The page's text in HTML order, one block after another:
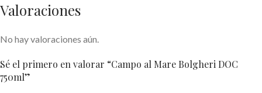
Valoraciones
No hay valoraciones aún.
Sé el primero en valorar “Campo al Mare Bolgheri DOC
750ml”